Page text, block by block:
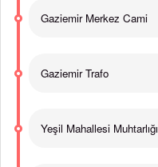
Gaziemir Merkez Cami
Gaziemir Trafo
Yeşil Mahallesi Muhtarlığı